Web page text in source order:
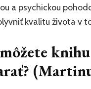
a psychickou
kvalitu života v
knihu